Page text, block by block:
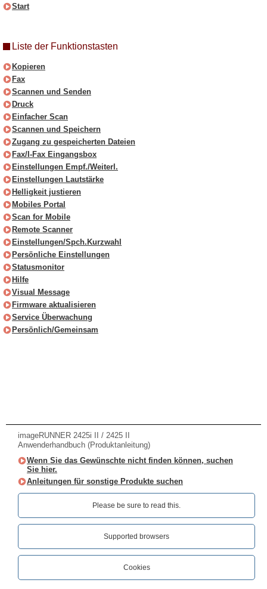
Start
Liste der Funktionstasten
Kopieren
Fax
Scannen und Senden
Druck
Einfacher Scan
Scannen und Speichern
Zugang zu gespeicherten Dateien
Fax/I-Fax Eingangsbox
Einstellungen Empf./Weiterl.
Einstellungen Lautstärke
Helligkeit justieren
Mobiles Portal
Scan for Mobile
Remote Scanner
Einstellungen/Spch.Kurzwahl
Persönliche Einstellungen
Statusmonitor
Hilfe
Visual Message
Firmware aktualisieren
Service Überwachung
Persönlich/Gemeinsam
imageRUNNER 2425i II / 2425 II
Anwenderhandbuch (Produktanleitung)
Wenn Sie das Gewünschte nicht finden können, suchen
Sie hier.
Anleitungen für sonstige Produkte suchen
Please be sure to read this.‎
Supported browsers
Cookies